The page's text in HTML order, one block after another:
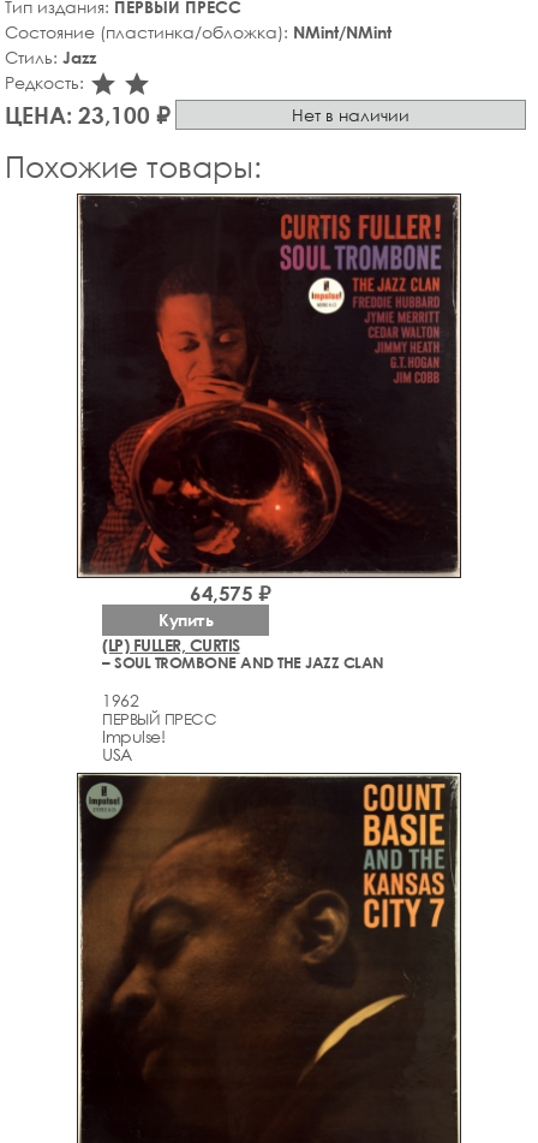
Тип издания: ПЕРВЫЙ ПРЕСС
Состояние (пластинка/обложка): NMint/NMint
Стиль: Jazz
Редкость: star_rate
star_rate
ЦЕНА: 23,100 ₽ Нет в наличии
Похожие товары:
(LP) FULLER, CURTIS
– SOUL TROMBONE AND THE JAZZ CLAN
1962
ПЕРВЫЙ ПРЕСС
Impulse!
USA
64,575 ₽
Купить